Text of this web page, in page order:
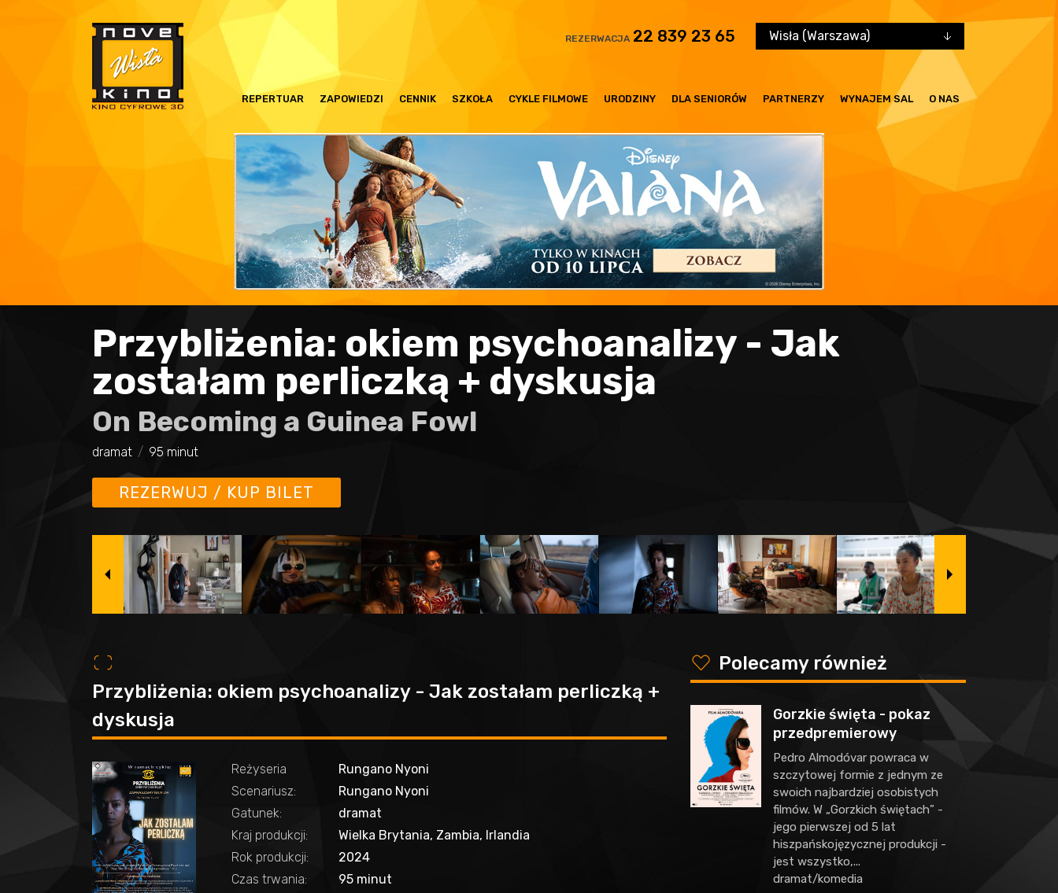
REZERWACJA 22 839 23 65 Wisła (Warszawa)
REPERTUAR ZAPOWIEDZI CENNIK SZKOŁA CYKLE FILMOWE URODZINY DLA SENIORÓW PARTNERZY WYNAJEM SAL O NAS
Przybliżenia: okiem psychoanalizy - Jak
zostałam perliczką + dyskusja
On Becoming a Guinea Fowl
dramat 95 minut
REZERWUJ / KUP BILET
o
Przybliżenia: okiem psychoanalizy - Jak zostałam perliczką +
dyskusja
Reżyseria
Rungano Nyoni
Scenariusz:
Rungano Nyoni
Gatunek:
dramat
Kraj produkcji:
Wielka Brytania, Zambia, Irlandia
Rok produkcji:
2024
Czas trwania:
95 minut
y Polecamy również
Gorzkie święta - pokaz
przedpremierowy
Pedro Almodóvar powraca w
szczytowej formie z jednym ze
swoich najbardziej osobistych
filmów. W „Gorzkich świętach” -
jego pierwszej od 5 lat
hiszpańskojęzycznej produkcji -
jest wszystko,...
dramat/komedia